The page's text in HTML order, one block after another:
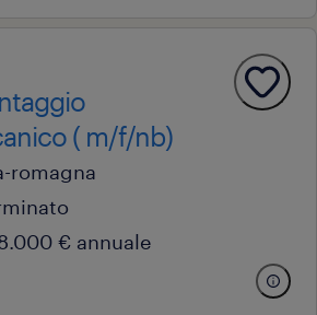
( m/f/nb)
romagna
€ annuale